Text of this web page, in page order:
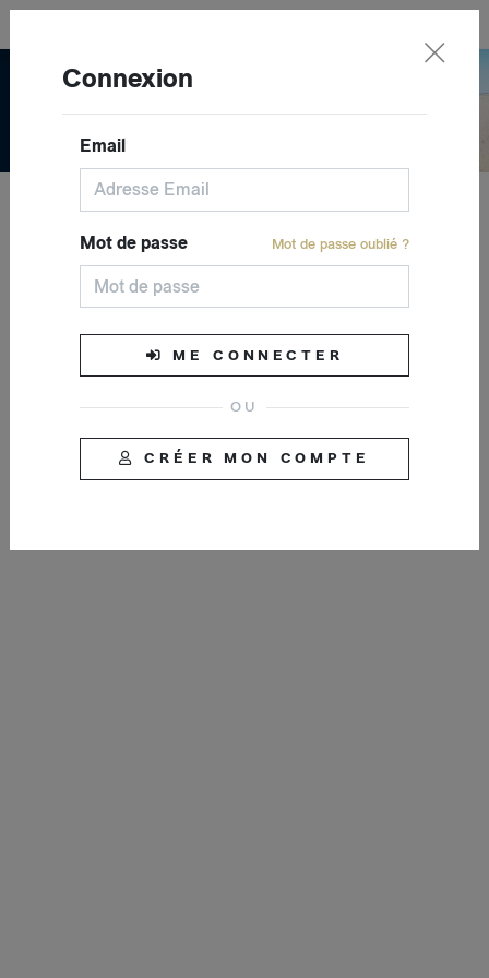
SOLD OUT
Atger Trio (saxophone), Sébastien
Lalisse (piano) et Pierre-François
Maurin (contrebasse)
Connexion
Email
Mot de passe Mot de passe oublié ?
ME CONNECTER
CRÉER MON COMPTE